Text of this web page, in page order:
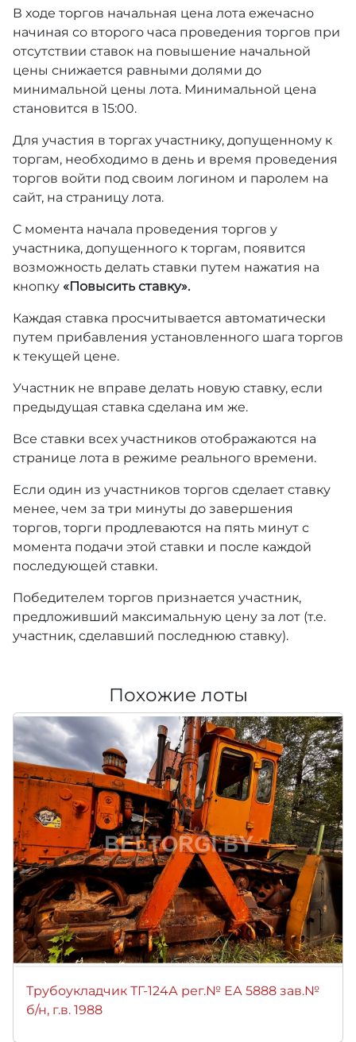
В ходе торгов начальная цена лота ежечасно
начиная со второго часа проведения торгов при
отсутствии ставок на повышение начальной
цены снижается равными долями до
минимальной цены лота. Минимальной цена
становится в 15:00.
Для участия в торгах участнику, допущенному к
торгам, необходимо в день и время проведения
торгов войти под своим логином и паролем на
сайт, на страницу лота.
С момента начала проведения торгов у
участника, допущенного к торгам, появится
возможность делать ставки путем нажатия на
кнопку «Повысить ставку».
Каждая ставка просчитывается автоматически
путем прибавления установленного шага торгов
к текущей цене.
Участник не вправе делать новую ставку, если
предыдущая ставка сделана им же.
Все ставки всех участников отображаются на
странице лота в режиме реального времени.
Если один из участников торгов сделает ставку
менее, чем за три минуты до завершения
торгов, торги продлеваются на пять минут с
момента подачи этой ставки и после каждой
последующей ставки.
Победителем торгов признается участник,
предложивший максимальную цену за лот (т.е.
участник, сделавший последнюю ставку).
Похожие лоты
Трубоукладчик ТГ-124А рег.№ ЕА 5888 зав.№
б/н, г.в. 1988